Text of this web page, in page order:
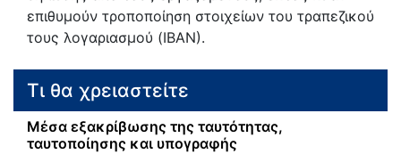
επιθυμούν τροποποίηση στοιχείων του τραπεζικού
τους λογαριασμού (ΙΒΑΝ).
Τι θα χρειαστείτε
Μέσα εξακρίβωσης της ταυτότητας,
ταυτοποίησης και υπογραφής